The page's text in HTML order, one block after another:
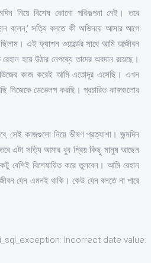
নিয়ে বিশেষ কোনো পরিকল্পনা নেই। তবে
বলেন,‘ সত্যি বলতে কী অভিনয়ে আসার আগে
এই ফ্যাশন ওয়ার্ল্ডের সাথে আমি আজীবন
হয়ে উঠার নেপথ্যে তাদের অবদান রয়েছে।
কাজ করেই আমি এতোদূর এসেছি। এখন
নিজেকে ডেভেলপ করছি। প্রচারিত কাজগুলোর
সেই কাজগুলো নিয়ে ভীষণ প্রত্যাশা। জন্মদিন
এটা সত্যি আমার খুব প্রিয় কিছু মানুষ আছেন
বেশিই বিশেষায়িত করে তুলবেন। আমি রেহান
যেন এমনই থাকি। কেউ যেন বলতে না পারে
Incorrect date value: